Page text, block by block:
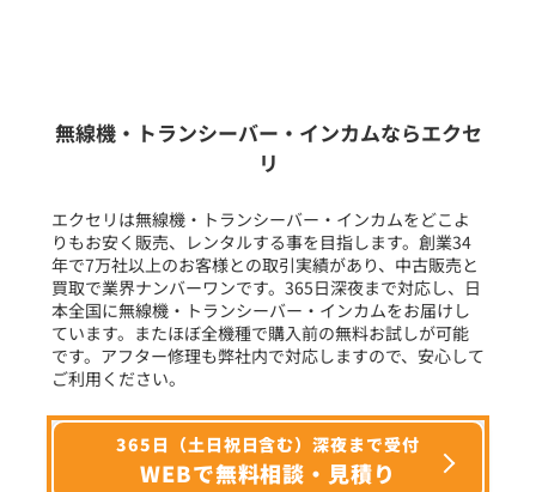
フリーワード入力(製品名等)
選択条件をリセット
無線機・トランシーバー・インカムならエクセ
リ
エクセリは無線機・トランシーバー・インカムをどこよ
りもお安く販売、レンタルする事を目指します。創業34
年で7万社以上のお客様との取引実績があり、中古販売と
買取で業界ナンバーワンです。365日深夜まで対応し、日
本全国に無線機・トランシーバー・インカムをお届けし
ています。またほぼ全機種で購入前の無料お試しが可能
です。アフター修理も弊社内で対応しますので、安心して
ご利用ください。
365日（土日祝日含む）深夜まで受付
WEBで無料相談・見積り